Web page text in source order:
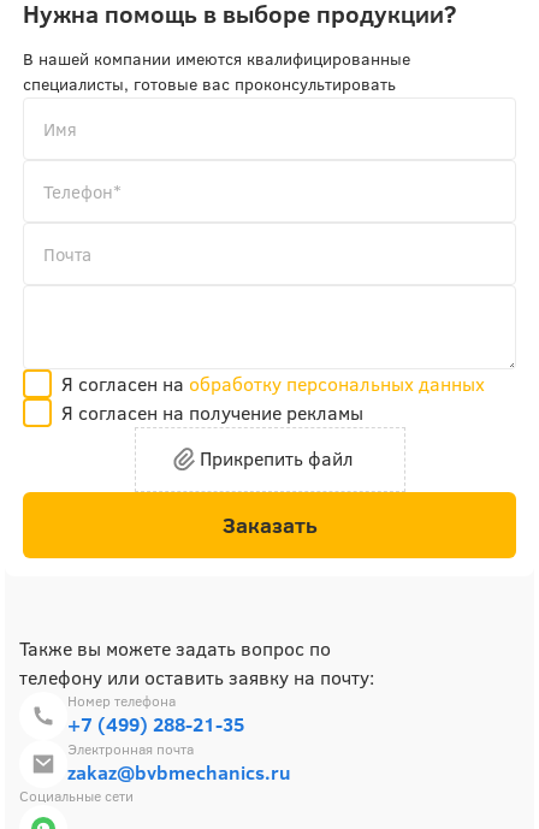
Нужна помощь в выборе продукции?
В нашей компании имеются квалифицированные
специалисты, готовые вас проконсультировать
Я согласен на обработку персональных данных
Я согласен на получение рекламы
Прикрепить файл
Заказать
Также вы можете задать вопрос по
телефону или оставить заявку на почту:
Номер телефона
+7 (499) 288-21-35
Электронная почта
zakaz@bvbmechanics.ru
Социальные сети